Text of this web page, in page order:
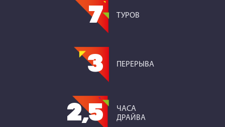
7 ТУРОВ
3 ПЕРЕРЫВА
2,5
ЧАСА
ДРАЙВА